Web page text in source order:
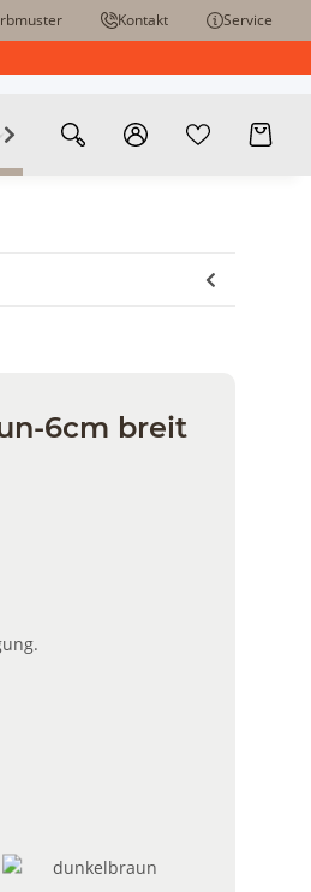
Kontakt Service
6cm breit